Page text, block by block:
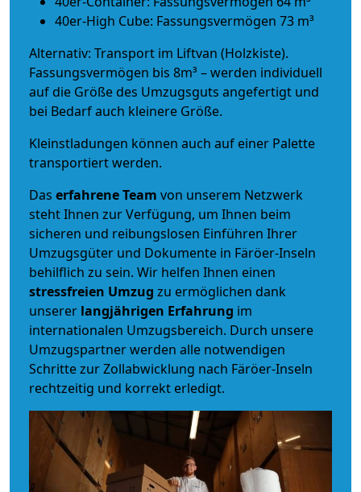
40er-High Cube: Fassungsvermögen 73 m³
Alternativ: Transport im Liftvan (Holzkiste).
Fassungsvermögen bis 8m³ – werden individuell
auf die Größe des Umzugsguts angefertigt und
bei Bedarf auch kleinere Größe.
Kleinstladungen können auch auf einer Palette
transportiert werden.
Das erfahrene Team von unserem Netzwerk
steht Ihnen zur Verfügung, um Ihnen beim
sicheren und reibungslosen Einführen Ihrer
Umzugsgüter und Dokumente in Färöer-Inseln
behilflich zu sein. Wir helfen Ihnen einen
stressfreien Umzug zu ermöglichen dank
unserer langjährigen Erfahrung im
internationalen Umzugsbereich. Durch unsere
Umzugspartner werden alle notwendigen
Schritte zur Zollabwicklung nach Färöer-Inseln
rechtzeitig und korrekt erledigt.